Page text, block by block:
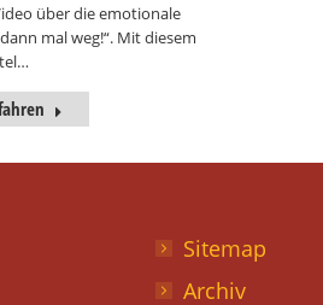
über die emotionale
mal weg!“. Mit diesem
Sitemap
Archiv